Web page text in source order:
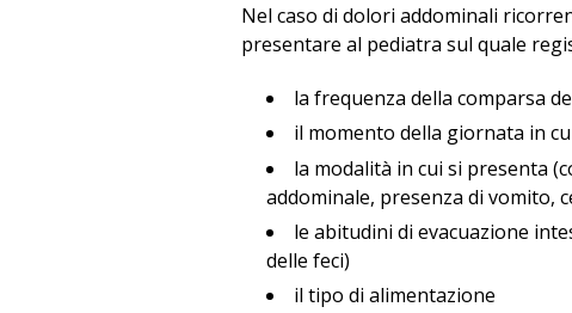
Nel caso di dolori addominali
presentare al pediatra sul quale
la frequenza della comparsa
il momento della giornata in
la modalità in cui si presenta
addominale, presenza di vomito,
le abitudini di evacuazione
delle feci)
il tipo di alimentazione